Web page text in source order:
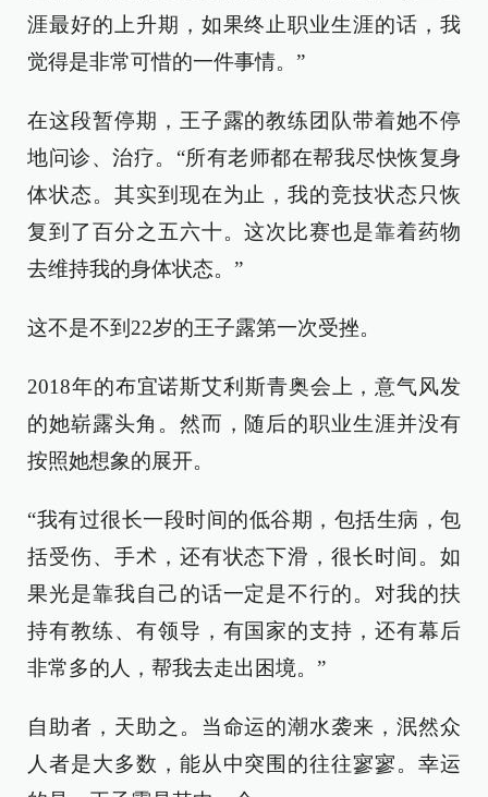
涯最好的上升期，如果终止职业生涯的话，我
觉得是非常可惜的一件事情。”
在这段暂停期，王子露的教练团队带着她不停
地问诊、治疗。“所有老师都在帮我尽快恢复身
体状态。其实到现在为止，我的竞技状态只恢
复到了百分之五六十。这次比赛也是靠着药物
去维持我的身体状态。”
这不是不到22岁的王子露第一次受挫。
2018年的布宜诺斯艾利斯青奥会上，意气风发
的她崭露头角。然而，随后的职业生涯并没有
按照她想象的展开。
“我有过很长一段时间的低谷期，包括生病，包
括受伤、手术，还有状态下滑，很长时间。如
果光是靠我自己的话一定是不行的。对我的扶
持有教练、有领导，有国家的支持，还有幕后
非常多的人，帮我去走出困境。”
自助者，天助之。当命运的潮水袭来，泯然众
人者是大多数，能从中突围的往往寥寥。幸运